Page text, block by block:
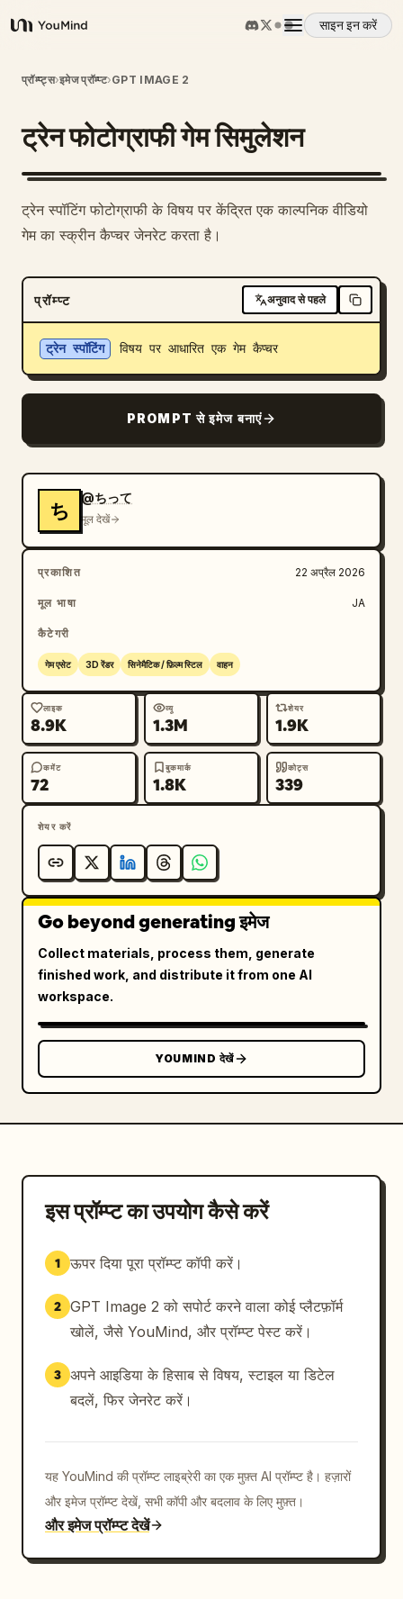
YouMind
साइन इन करें
अवलोकन
उपयोग के मामले
मूल्य निर्धारण
डाउनलोड
अपडेट
प्रॉम्प्ट्स›इमेज प्रॉम्प्ट›GPT IMAGE 2
ट्रेन फोटोग्राफी गेम सिमुलेशन
ट्रेन स्पॉटिंग फोटोग्राफी के विषय पर केंद्रित एक काल्पनिक वीडियो
गेम का स्क्रीन कैप्चर जेनरेट करता है।
प्रॉम्प्ट अनुवाद से पहले
ट्रेन स्पॉटिंग विषय पर आधारित एक गेम कैप्चर
PROMPT से इमेज बनाएं
ち
@ちって
मूल देखें
प्रकाशित 22 अप्रैल 2026
मूल भाषा JA
कैटेगरी
गेम एसेट 3D रेंडर सिनेमैटिक / फ़िल्म स्टिल वाहन
लाइक
8.9K
व्यू
1.3M
शेयर
1.9K
कमेंट
72
बुकमार्क
1.8K
कोट्स
339
शेयर करें
Go beyond generating इमेज
Collect materials, process them, generate
finished work, and distribute it from one AI
workspace.
YOUMIND देखें
इस प्रॉम्प्ट का उपयोग कैसे करें
1 ऊपर दिया पूरा प्रॉम्प्ट कॉपी करें।
2 GPT Image 2 को सपोर्ट करने वाला कोई प्लैटफ़ॉर्म
खोलें, जैसे YouMind, और प्रॉम्प्ट पेस्ट करें।
3 अपने आइडिया के हिसाब से विषय, स्टाइल या डिटेल
बदलें, फिर जेनरेट करें।
यह YouMind की प्रॉम्प्ट लाइब्रेरी का एक मुफ़्त AI प्रॉम्प्ट है। हज़ारों
और इमेज प्रॉम्प्ट देखें, सभी कॉपी और बदलाव के लिए मुफ़्त।
और इमेज प्रॉम्प्ट देखें